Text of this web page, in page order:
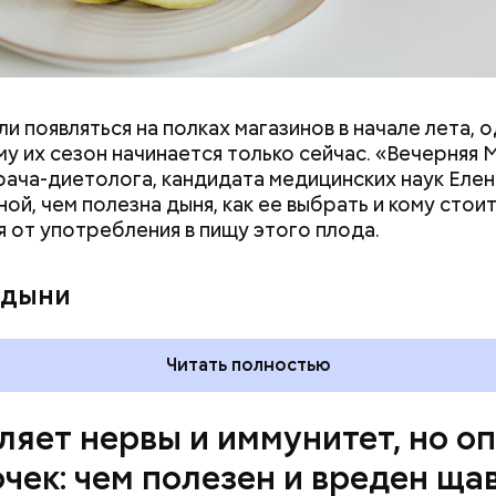
появляться на полках магазинов в начале лета,
их сезон начинается только сейчас. «Вечерняя
диетолога, кандидата медицинских наук
чем полезна дыня, как ее выбрать и кому стоит
от употребления в пищу этого плода.
Читать полностью
нервы и иммунитет, но
чем полезен и вреден
уже болеет мочекаменной болезнью,
При артрите, гастрите, холецистите,
кишечника, язвах и панкреатите продукт
из рациона, — предупредила врач. — Он может
кислотности желудка и раздражать слизистые
менее некоторым людям стоит вообще
Например, тем, у кого есть проблемы с
Эфирные масла оказывают